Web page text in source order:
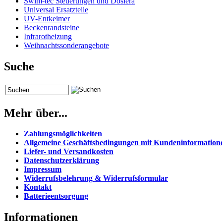
Universal Ersatzteile
UV-Entkeimer
Beckenrandsteine
Infrarotheizung
Weihnachtssonderangebote
Suche
Mehr über...
Zahlungsmöglichkeiten
Allgemeine Geschäftsbedingungen mit
Liefer- und Versandkosten
Datenschutzerklärung
Impressum
Widerrufsbelehrung & Widerrufsformular
Kontakt
Batterieentsorgung
Informationen